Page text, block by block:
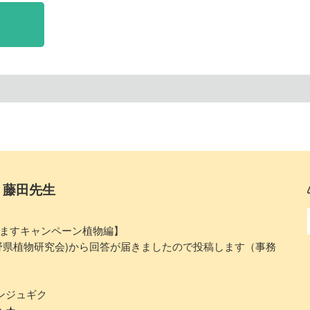
田先生
すキャンペーン植物編】
植物研究会)から回答が届きましたので投稿します（事務
ジュギク